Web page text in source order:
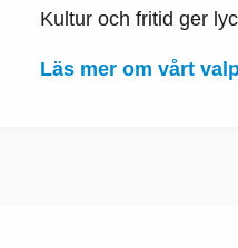
Kultur och fritid ger
Läs mer om vårt